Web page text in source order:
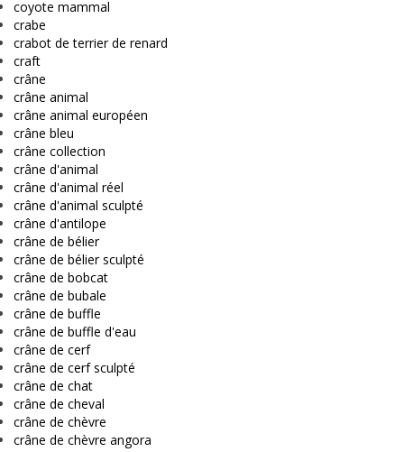
coyote mammal
crabe
crabot de terrier de renard
craft
crâne
crâne animal
crâne animal européen
crâne bleu
crâne collection
crâne d'animal
crâne d'animal réel
crâne d'animal sculpté
crâne d'antilope
crâne de bélier
crâne de bélier sculpté
crâne de bobcat
crâne de bubale
crâne de buffle
crâne de buffle d'eau
crâne de cerf
crâne de cerf sculpté
crâne de chat
crâne de cheval
crâne de chèvre
crâne de chèvre angora